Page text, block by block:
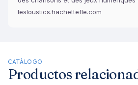
lesloustics.hachettefle.com
CATÁLOGO
Productos